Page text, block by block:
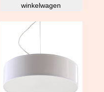
winkelwagen